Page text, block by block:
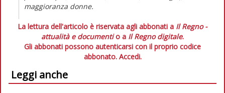
maggioranza donne.
La lettura dell'articolo è riservata agli abbonati a Il Regno -
attualità e documentio a Il Regno digitale.
Gli abbonati possono autenticarsi con il proprio codice
abbonato. Accedi.
Leggi anche